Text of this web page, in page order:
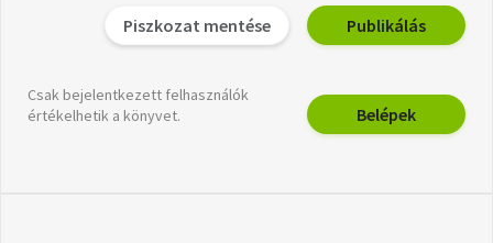
Piszkozat mentése Publikálás
Csak bejelentkezett felhasználók
értékelhetik a könyvet.
Belépek